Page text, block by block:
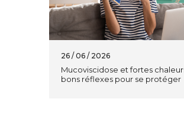
26 / 06 / 2026
Mucoviscidose et fortes
bons réflexes pour se protéger